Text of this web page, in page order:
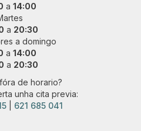
a 14:00
a 20:30
a domingo
a 14:00
a 20:30
de horario?
unha cita previa:
| 621 685 041